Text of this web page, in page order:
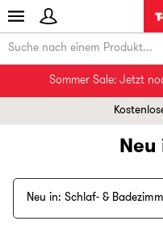
Sommer Sale: Jetzt
Neu
Neu in: Schlaf- &